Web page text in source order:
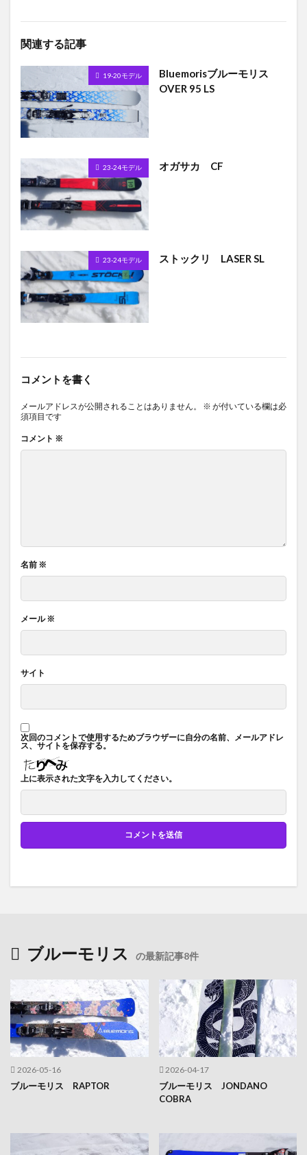
関連する記事
19-20モデル
Bluemorisブルーモリス
OVER 95 LS
23-24モデル オガサカ CF
23-24モデル ストックリ LASER SL
コメントを書く
メールアドレスが公開されることはありません。 ※ が付いている欄は必
須項目です
コメント ※
名前 ※
メール※
サイト
次回のコメントで使用するためブラウザーに自分の名前、メールアドレ
ス、サイトを保存する。
上に表示された文字を入力してください。
ブルーモリス の最新記事8件
2026-05-16
ブルーモリス RAPTOR
2026-04-17
ブルーモリス JONDANO
COBRA